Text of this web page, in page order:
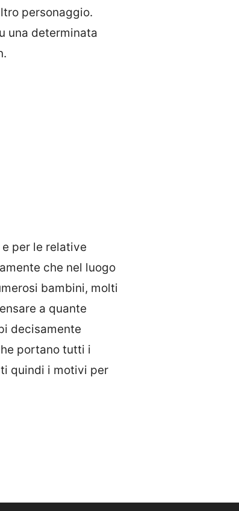
personaggio.
una determinata
per le relative
che nel luogo
bambini, molti
a quante
decisamente
portano tutti i
quindi i motivi per